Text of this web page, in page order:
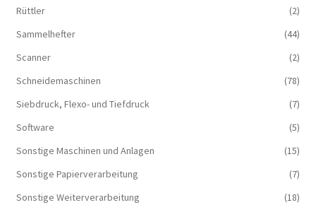
Rüttler
(2)
Sammelhefter
(44)
Scanner
(2)
Schneidemaschinen
(78)
Siebdruck, Flexo- und Tiefdruck
(7)
Software
(5)
Sonstige Maschinen und Anlagen
(15)
Sonstige Papierverarbeitung
(7)
Sonstige Weiterverarbeitung
(18)